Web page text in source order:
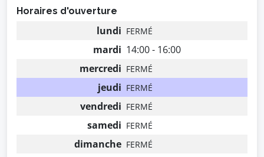
Horaires d'ouverture
lundi FERMÉ
mardi 14:00 - 16:00
mercredi FERMÉ
jeudi FERMÉ
vendredi FERMÉ
samedi FERMÉ
dimanche FERMÉ